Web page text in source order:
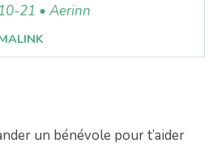
21 • Aerinn
un bénévole pour t’aider